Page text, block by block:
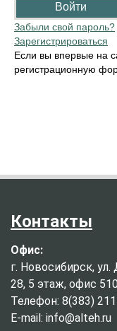
Забыли свой пароль?
Зарегистрироваться
Если вы впервые на
регистрационную
Контакты
Офис:
г. Новосибирск,
28, 5 этаж, офис
Телефон: 8(383)
E-mail: info@alteh.ru